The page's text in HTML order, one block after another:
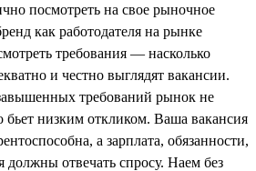
посмотреть на свое рыночное
как работодателя на рынке
требования — насколько
и честно выглядят вакансии.
требований рынок не
бьет низким откликом. Ваша вакансия
а зарплата, обязанности,
должны отвечать спросу. Наем без